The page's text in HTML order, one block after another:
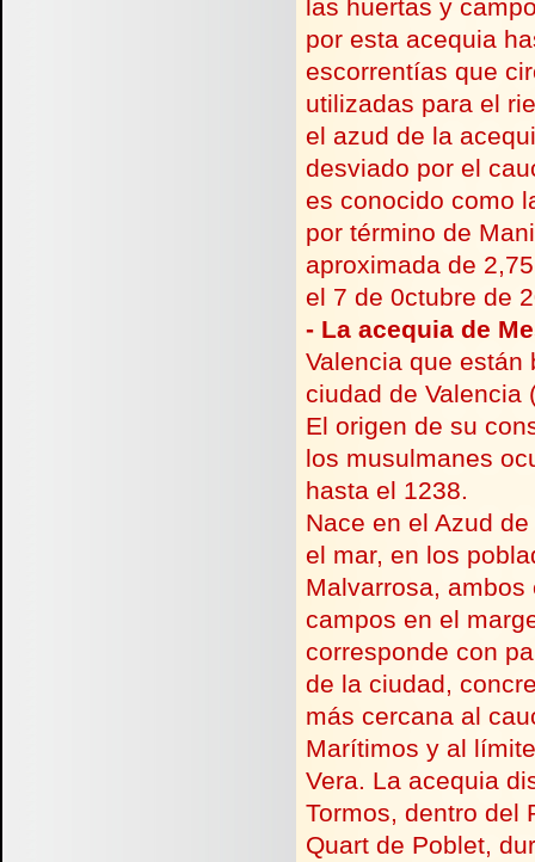
las huertas y
por esta acequia
escorrentías que
utilizadas para el
el azud de la
desviado por el
es conocido como
por término de
aproximada de
el 7 de 0ctubre de
- La acequia de
Valencia que están
ciudad de Valencia
El origen de su
los musulmanes
hasta el 1238.
Nace en el Azud
el mar, en los
Malvarrosa,
campos en el
corresponde con
de la ciudad,
más cercana al
Marítimos y al
Vera. La acequia
Tormos, dentro del
Quart de Poblet,